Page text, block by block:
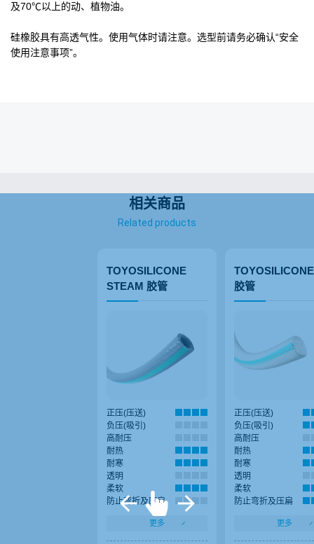
及70℃以上的动、植物油。
硅橡胶具有高透气性。使用气体时请注意。选型前请务必确认“安全
使用注意事项”。
相关商品
Related products
TOYOSILICONE
STEAM 胶管
正压(压送)
负压(吸引)
高耐压
耐热
耐寒
透明
柔软
防止弯折及压扁
更多
胶管
正压(压送)
负压(吸引)
高耐压
耐热
耐寒
透明
柔软
防止弯折及压扁
更多